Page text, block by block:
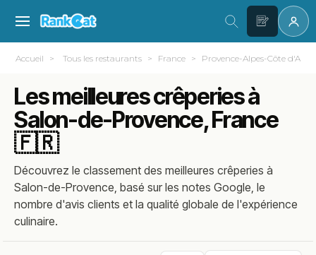
Accueil Tous les restaurants France Provence-Alpes-Côte d'Azur
Les meilleures crêperies à
Salon-de-Provence, France
🇫🇷
Découvrez le classement des meilleures crêperies à
Salon-de-Provence, basé sur les notes Google, le
nombre d'avis clients et la qualité globale de l'expérience
culinaire.